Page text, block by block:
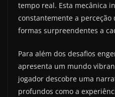
tempo real. Esta mecânica
constantemente a
formas surpreendentes a
Para além dos desafios
apresenta um mundo
jogador descobre uma
profundos como a